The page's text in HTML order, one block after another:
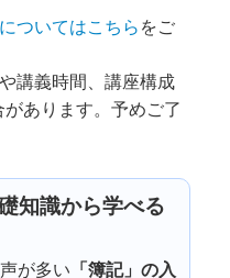
ついてはこちら をご
講義時間、講座構成
あります。予めご了
知識から学べる
が多い 「簿記」の入